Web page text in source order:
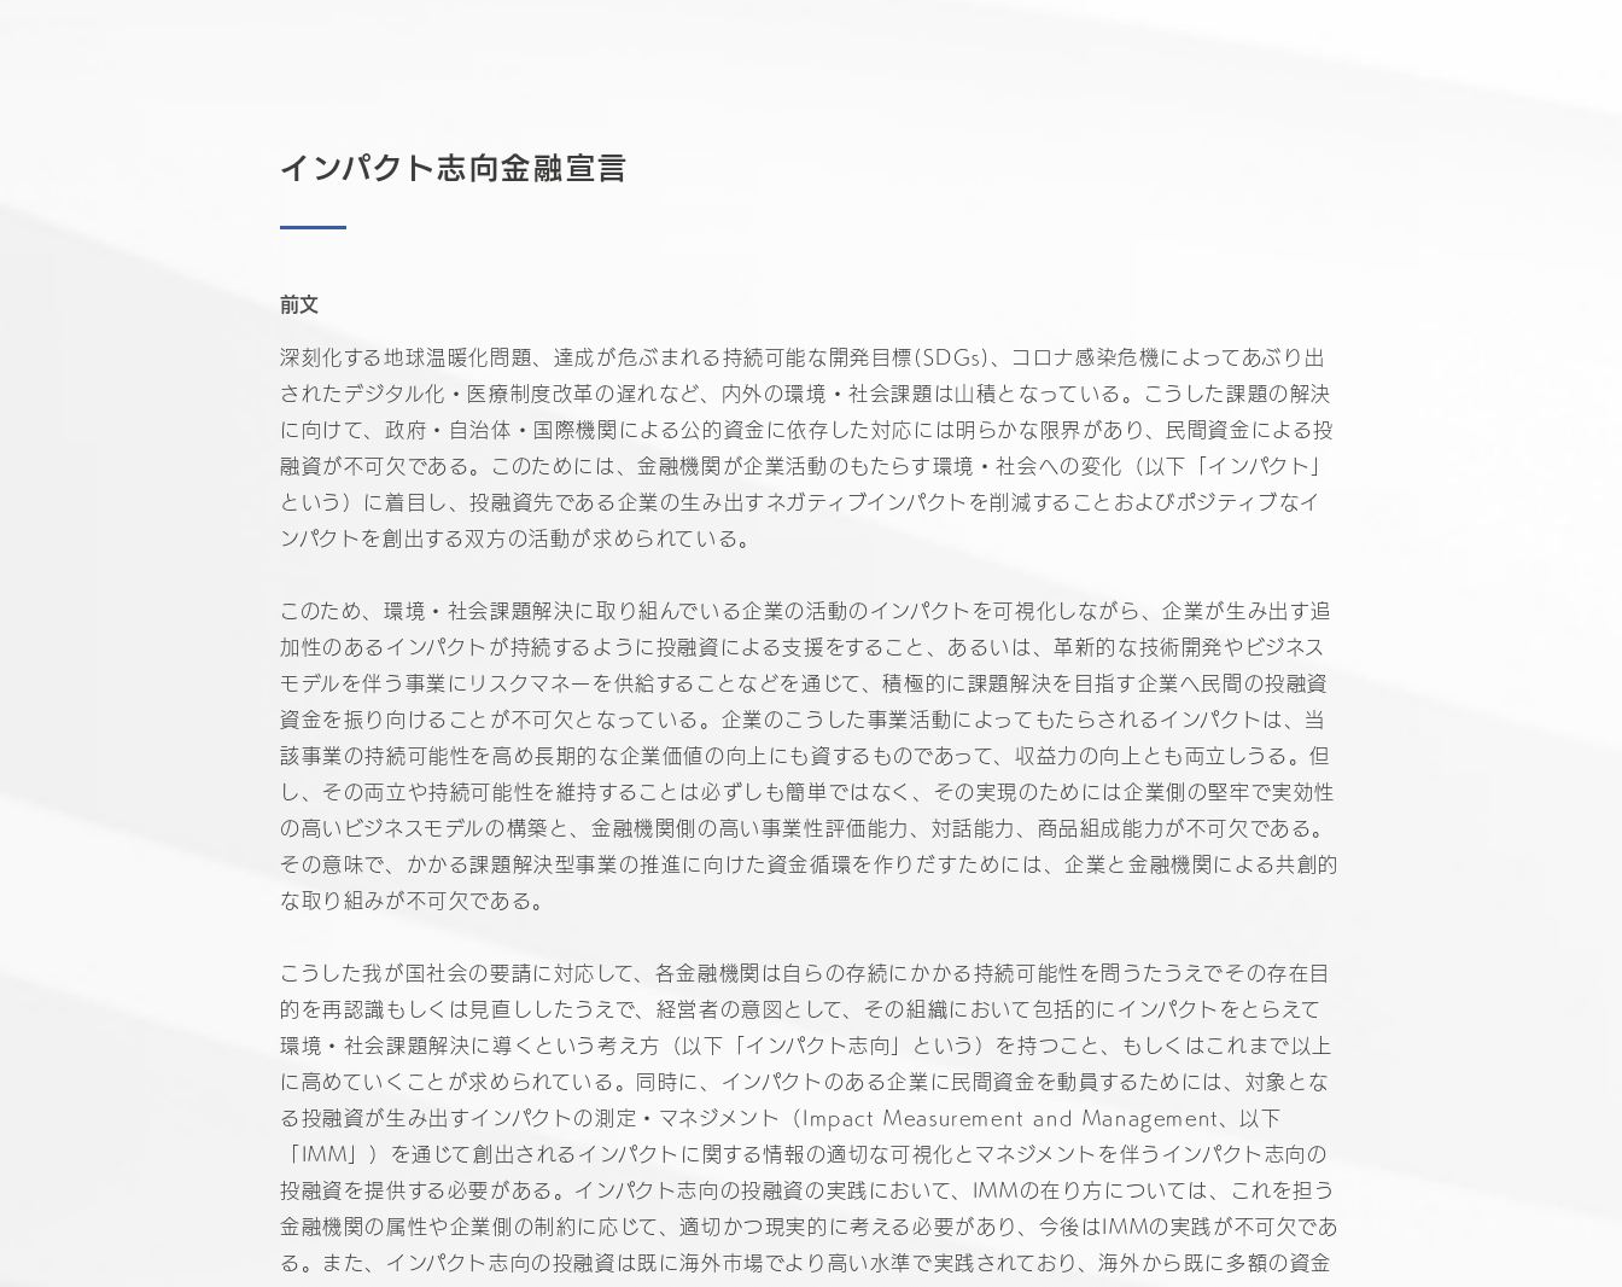
インパクト志向金融宣言
前文
深刻化する地球温暖化問題、達成が危ぶまれる持続可能な開発目標(SDGs)、コロナ感染危機によってあぶり出
されたデジタル化・医療制度改革の遅れなど、内外の環境・社会課題は山積となっている。こうした課題の解決
に向けて、政府・自治体・国際機関による公的資金に依存した対応には明らかな限界があり、民間資金による投
融資が不可欠である。このためには、金融機関が企業活動のもたらす環境・社会への変化（以下「インパクト」
という）に着目し、投融資先である企業の生み出すネガティブインパクトを削減することおよびポジティブなイ
ンパクトを創出する双方の活動が求められている。
このため、環境・社会課題解決に取り組んでいる企業の活動のインパクトを可視化しながら、企業が生み出す追
加性のあるインパクトが持続するように投融資による支援をすること、あるいは、革新的な技術開発やビジネス
モデルを伴う事業にリスクマネーを供給することなどを通じて、積極的に課題解決を目指す企業へ民間の投融資
資金を振り向けることが不可欠となっている。企業のこうした事業活動によってもたらされるインパクトは、当
該事業の持続可能性を高め長期的な企業価値の向上にも資するものであって、収益力の向上とも両立しうる。但
し、その両立や持続可能性を維持することは必ずしも簡単ではなく、その実現のためには企業側の堅牢で実効性
の高いビジネスモデルの構築と、金融機関側の高い事業性評価能力、対話能力、商品組成能力が不可欠である。
その意味で、かかる課題解決型事業の推進に向けた資金循環を作りだすためには、企業と金融機関による共創的
な取り組みが不可欠である。
こうした我が国社会の要請に対応して、各金融機関は自らの存続にかかる持続可能性を問うたうえでその存在目
的を再認識もしくは見直ししたうえで、経営者の意図として、その組織において包括的にインパクトをとらえて
環境・社会課題解決に導くという考え方（以下「インパクト志向」という）を持つこと、もしくはこれまで以上
に高めていくことが求められている。同時に、インパクトのある企業に民間資金を動員するためには、対象とな
る投融資が生み出すインパクトの測定・マネジメント（Impact Measurement and Management、以下
「IMM」）を通じて創出されるインパクトに関する情報の適切な可視化とマネジメントを伴うインパクト志向の
投融資を提供する必要がある。インパクト志向の投融資の実践において、IMMの在り方については、これを担う
金融機関の属性や企業側の制約に応じて、適切かつ現実的に考える必要があり、今後はIMMの実践が不可欠であ
る。また、インパクト志向の投融資は既に海外市場でより高い水準で実践されており、海外から既に多額の資金